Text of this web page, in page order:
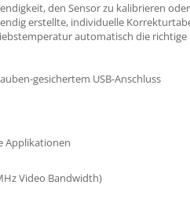
den Sensor zu kalibrieren
erstellte, individuelle
automatisch die
gesichertem USB-Anschluss
Applikationen
Video Bandwidth)